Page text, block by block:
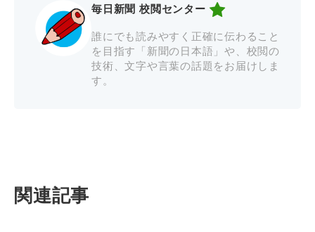
毎日新聞 校閲センター
誰にでも読みやすく正確に伝わること
を目指す「新聞の日本語」や、校閲の
技術、文字や言葉の話題をお届けしま
す。
関連記事